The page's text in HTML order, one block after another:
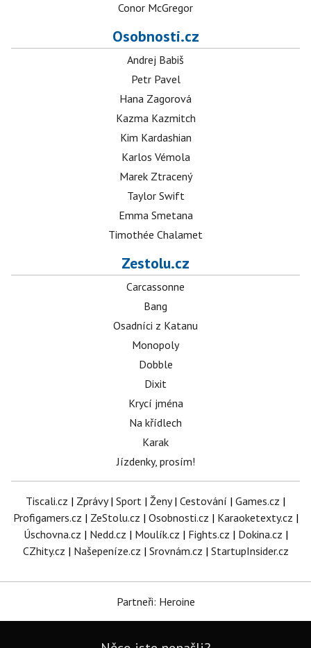
Conor McGregor
Osobnosti.cz
Andrej Babiš
Petr Pavel
Hana Zagorová
Kazma Kazmitch
Kim Kardashian
Karlos Vémola
Marek Ztracený
Taylor Swift
Emma Smetana
Timothée Chalamet
Zestolu.cz
Carcassonne
Bang
Osadníci z Katanu
Monopoly
Dobble
Dixit
Krycí jména
Na křídlech
Karak
Jízdenky, prosím!
Tiscali.cz | Zprávy| Sport | Ženy| Cestování | Games.cz |
Profigamers.cz | ZeStolu.cz | Osobnosti.cz | Karaoketexty.cz |
Úschovna.cz | Nedd.cz | Moulík.cz | Fights.cz | Dokina.cz |
CZhity.cz | Našepeníze.cz | Srovnám.cz | StartupInsider.cz
Partneři: Heroine